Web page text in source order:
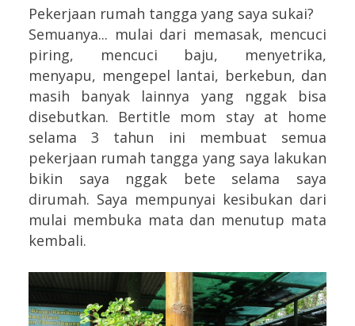
Pekerjaan rumah tangga yang saya sukai?
Semuanya... mulai dari memasak, mencuci
piring, mencuci baju, menyetrika,
menyapu, mengepel lantai, berkebun, dan
masih banyak lainnya yang nggak bisa
disebutkan. Bertitle mom stay at home
selama 3 tahun ini membuat semua
pekerjaan rumah tangga yang saya lakukan
bikin saya nggak bete selama saya
dirumah. Saya mempunyai kesibukan dari
mulai membuka mata dan menutup mata
kembali.